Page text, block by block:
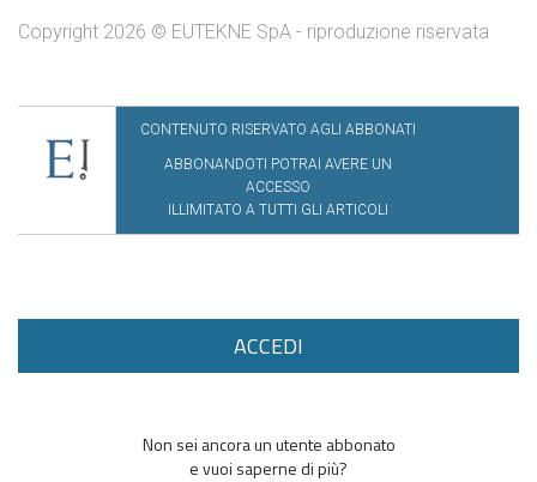
Copyright 2026 © EUTEKNE SpA - riproduzione riservata
CONTENUTO RISERVATO AGLI ABBONATI
ABBONANDOTI POTRAI AVERE UN
ACCESSO
ILLIMITATO A TUTTI GLI ARTICOLI
ACCEDI
Non sei ancora un utente abbonato
e vuoi saperne di più?